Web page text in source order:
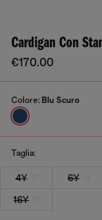
Cardigan Con
€170.00
Colore: Blu Scuro
Taglia:
4Y 6Y
16Y